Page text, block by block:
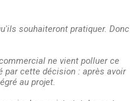
souhaiteront pratiquer. Donc
ne vient polluer ce
par cette décision : après avoir
au projet.